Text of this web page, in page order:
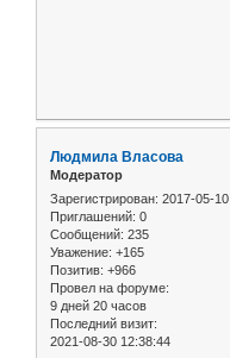
Людмила Власова
Модератор
Зарегистрирован: 2017-05-10
Приглашений: 0
Сообщений: 235
Уважение: +165
Позитив: +966
Провел на форуме:
9 дней 20 часов
Последний визит:
2021-08-30 12:38:44